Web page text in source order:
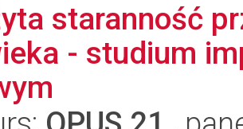
staranność
- studium